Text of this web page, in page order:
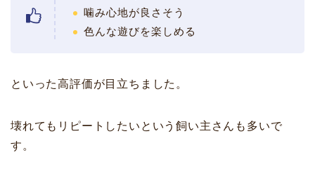
噛み心地が良さそう
色んな遊びを楽しめる
といった高評価が目立ちました。
壊れてもリピートしたいという飼い主さんも多いで
す。